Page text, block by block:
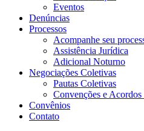
Eventos
Denúncias
Processos
Acompanhe seu
Assistência Jurídica
Adicional Noturno
Negociações Coletivas
Pautas Coletivas
Convenções e
Convênios
Contato